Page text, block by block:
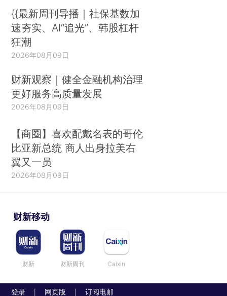
{{最新周刊导播｜社保基数加
速夯实、AI“追光”、韩股杠杆
狂潮
2026年08月09日
财新观察｜健全金融机构治理
更好服务高质量发展
2026年08月09日
【商圈】喜欢配戴名表的哥伦
比亚新总统 商人出身拉美右
翼又一员
2026年08月09日
财新移动
财新 财新周刊 Caixin
登录 网页版 订阅电邮